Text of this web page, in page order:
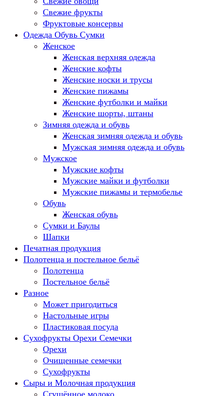
Свежие фрукты
Фруктовые консервы
Одежда Обувь Сумки
Женское
Женская верхняя одежда
Женские кофты
Женские носки и трусы
Женские пижамы
Женские футболки и майки
Женские шорты, штаны
Зимняя одежда и обувь
Женская зимняя одежда и обувь
Мужская зимняя одежда и обувь
Мужское
Мужские кофты
Мужские майки и футболки
Мужские пижамы и термобелье
Обувь
Женская обувь
Сумки и Баулы
Шапки
Печатная продукция
Полотенца и постельное бельё
Полотенца
Постельное бельё
Разное
Может пригодиться
Настольные игры
Пластиковая посуда
Сухофрукты Орехи Семечки
Орехи
Очищенные семечки
Сухофрукты
Сыры и Молочная продукция
Сгущённое молоко